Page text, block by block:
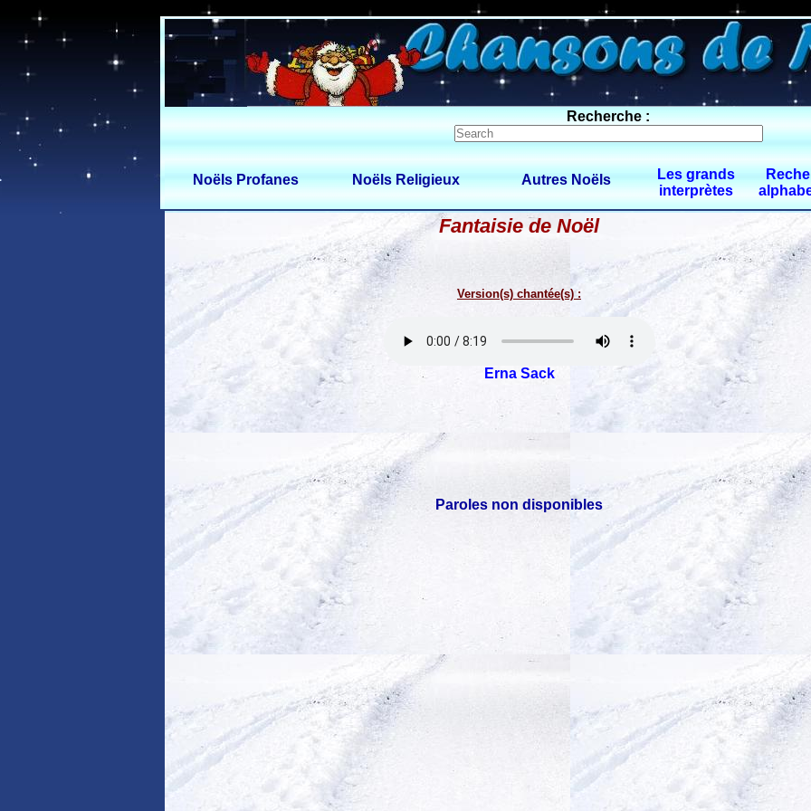
0 $limitbot 1 $limittot 2
Recherche :
Noëls Profanes Noëls Religieux Autres Noëls
Les grands
interprètes
Fantaisie de Noël
Version(s) chantée(s) :
Erna Sack
Paroles non disponibles